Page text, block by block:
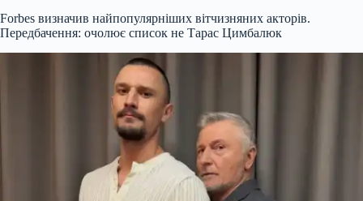
Forbes визначив найпопулярніших вітчизняних акторів.
Передбачення: очолює список не Тарас Цимбалюк